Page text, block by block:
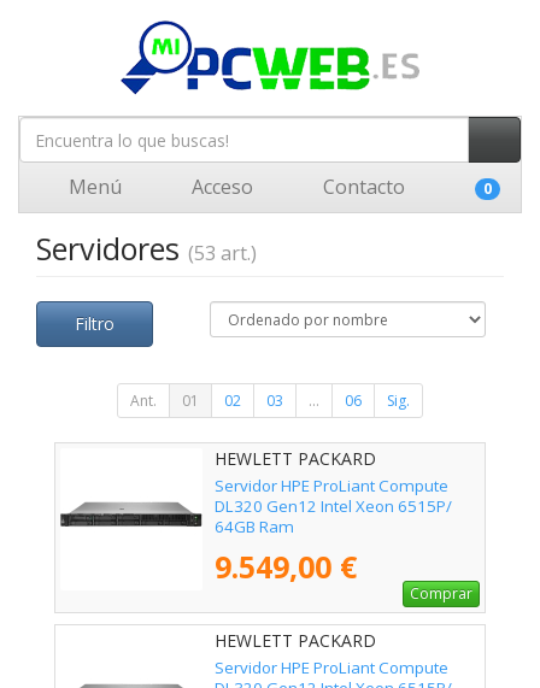
Menú Acceso Contacto 0
Servidores (53 art.)
Filtro
Ant. 01 02 03 ... 06 Sig.
HEWLETT PACKARD
ENTERPRISE - P87775-425
Servidor HPE ProLiant Compute
DL320 Gen12 Intel Xeon 6515P/
64GB Ram
9.549,00 €
Comprar
HEWLETT PACKARD
ENTERPRISE - P87783-425
Servidor HPE ProLiant Compute